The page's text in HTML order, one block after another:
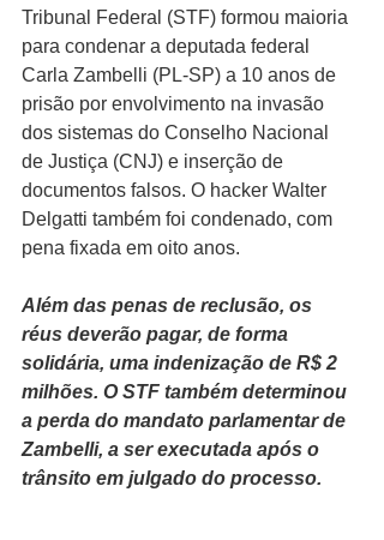
Tribunal Federal (STF) formou maioria
para condenar a deputada federal
Carla Zambelli (PL-SP) a 10 anos de
prisão por envolvimento na invasão
dos sistemas do Conselho Nacional
de Justiça (CNJ) e inserção de
documentos falsos. O hacker Walter
Delgatti também foi condenado, com
pena fixada em oito anos.
Além das penas de reclusão, os
réus deverão pagar, de forma
solidária, uma indenização de R$ 2
milhões. O STF também determinou
a perda do mandato parlamentar de
Zambelli, a ser executada após o
trânsito em julgado do processo.